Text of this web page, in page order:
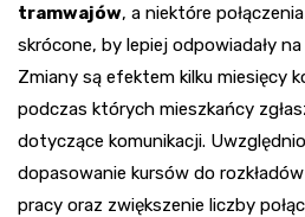
tramwajów, a niektóre
skrócone, by lepiej odpowiadały
Zmiany są efektem kilku miesięcy
podczas których mieszkańcy
dotyczące komunikacji.
dopasowanie kursów do
pracy oraz zwiększenie liczby